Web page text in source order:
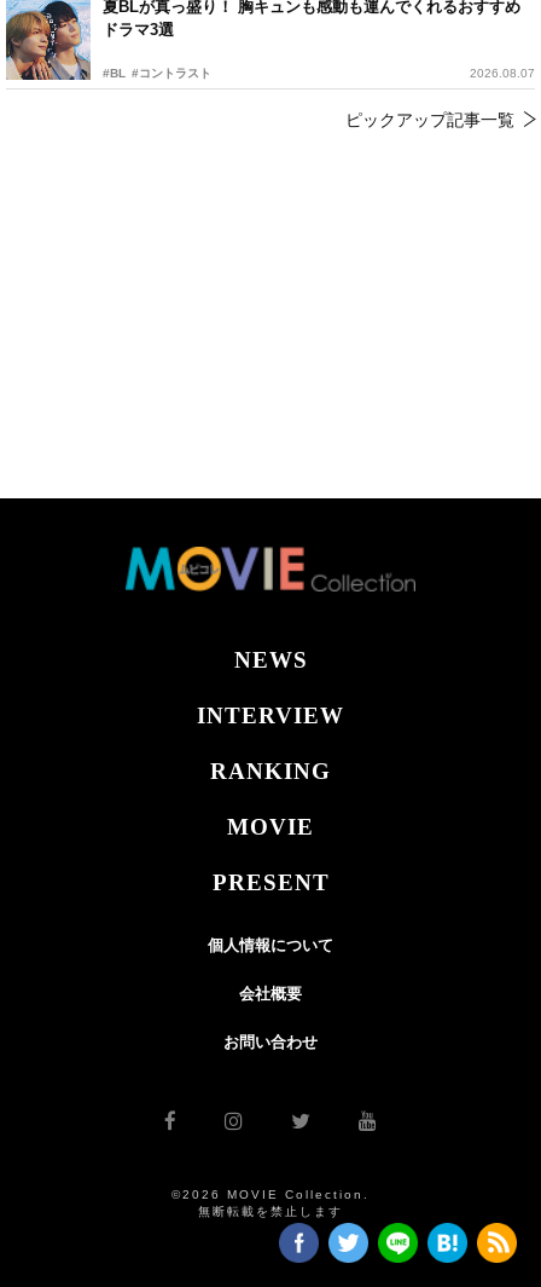
夏BLが真っ盛り！ 胸キュンも感動も運んでくれるおすすめ
ドラマ3選
#BL #コントラスト 2026.08.07
ピックアップ記事一覧
NEWS
INTERVIEW
RANKING
MOVIE
PRESENT
個人情報について
会社概要
お問い合わせ
©2026 MOVIE Collection.
無断転載を禁止します